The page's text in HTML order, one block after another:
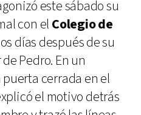
este sábado su
con el Colegio de
días después de su
Pedro. En un
cerrada en el
el motivo detrás